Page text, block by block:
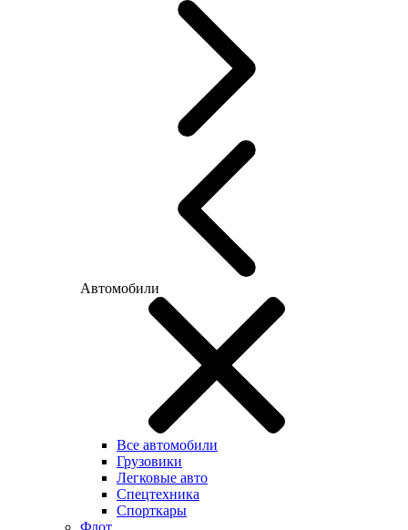
Автомобили
Все автомобили
Грузовики
Легковые авто
Спецтехника
Спорткары
Флот